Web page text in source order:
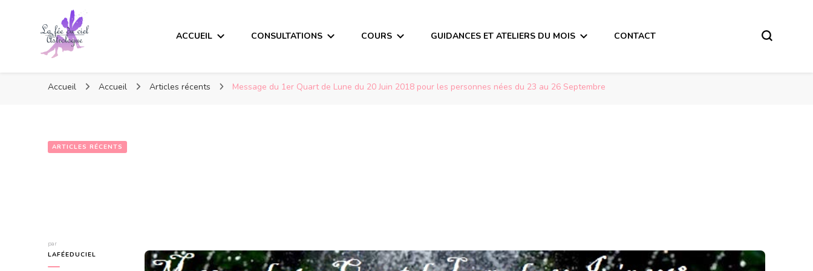
ACCUEIL CONSULTATIONS COURS GUIDANCES ET ATELIERS DU MOIS CONTACT
Accueil Accueil Articles récents Message du 1er Quart de Lune du 20 Juin 2018 pour les personnes nées du 23 au 26 Septembre
ARTICLES RÉCENTS
par
LAFÉEDUCIEL